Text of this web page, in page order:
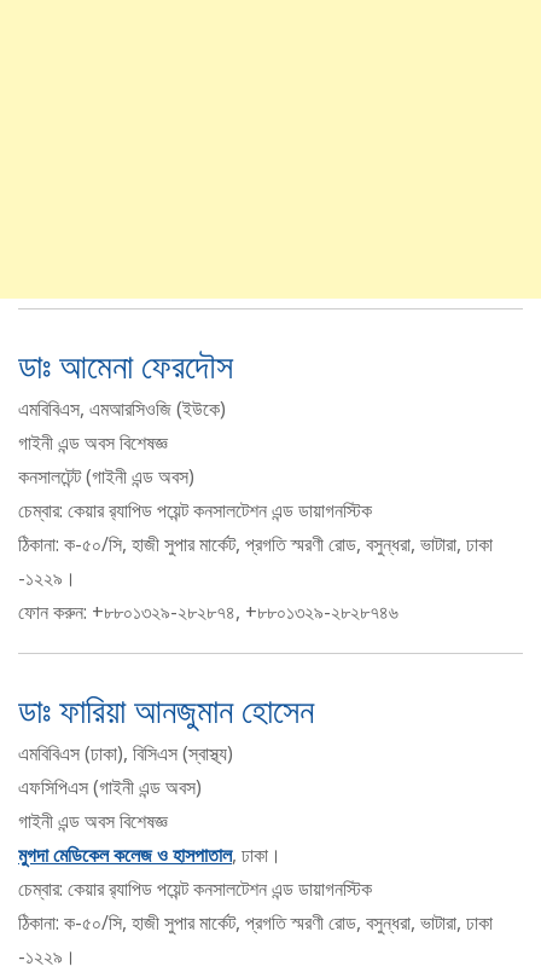
ডাঃ আমেনা ফেরদৌস
এমবিবিএস, এমআরসিওজি (ইউকে)
গাইনী এন্ড অবস বিশেষজ্ঞ
কনসালটেন্ট (গাইনী এন্ড অবস)
চেম্বার: কেয়ার র‍্যাপিড পয়েন্ট কনসালটেশন এন্ড ডায়াগনস্টিক
ঠিকানা: ক-৫০/সি, হাজী সুপার মার্কেট, প্রগতি স্মরণী রোড, বসুন্ধরা, ভাটারা, ঢাকা
-১২২৯।
ফোন করুন: +৮৮০১৩২৯-২৮২৮৭৪, +৮৮০১৩২৯-২৮২৮৭৪৬
ডাঃ ফারিয়া আনজুমান হোসেন
এমবিবিএস (ঢাকা), বিসিএস (স্বাস্থ্য)
এফসিপিএস (গাইনী এন্ড অবস)
গাইনী এন্ড অবস বিশেষজ্ঞ
মুগদা মেডিকেল কলেজ ও হাসপাতাল, ঢাকা।
চেম্বার: কেয়ার র‍্যাপিড পয়েন্ট কনসালটেশন এন্ড ডায়াগনস্টিক
ঠিকানা: ক-৫০/সি, হাজী সুপার মার্কেট, প্রগতি স্মরণী রোড, বসুন্ধরা, ভাটারা, ঢাকা
-১২২৯।